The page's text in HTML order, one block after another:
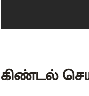
கிண்டல்